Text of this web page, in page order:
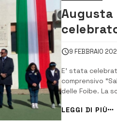
Augusta
vittime
9 FEBBRAIO
E’ stata
comprensivo
delle Foibe. La
evidenziato il
Giuseppe
LEGGI DI PIÙ